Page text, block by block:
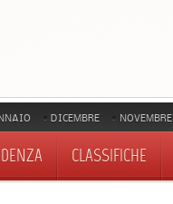
DICEMBRE NOVEMBRE
CLASSIFICHE